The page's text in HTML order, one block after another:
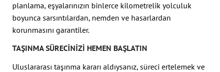
planlama, eşyalarınızın binlerce kilometrelik yolculuk
boyunca sarsıntılardan, nemden ve hasarlardan
korunmasını garantiler.
TAŞINMA SÜRECINIZI HEMEN BAŞLATIN
Uluslararası taşınma kararı aldıysanız, süreci ertelemek ve